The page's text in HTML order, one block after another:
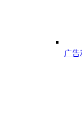
广告